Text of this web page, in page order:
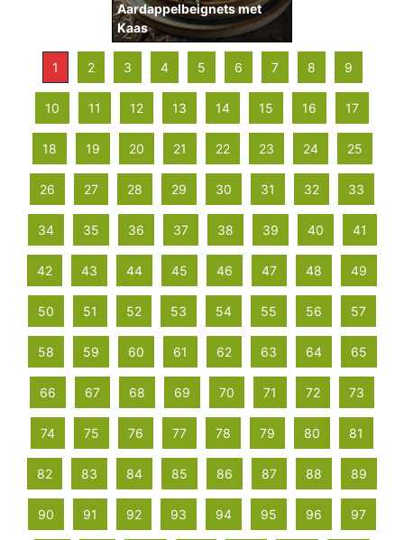
Aardappelbeignets met
Kaas
1 2 3 4 5 6 7 8 9
10 11 12 13 14 15 16 17
18 19 20 21 22 23 24 25
26 27 28 29 30 31 32 33
34 35 36 37 38 39 40 41
42 43 44 45 46 47 48 49
50 51 52 53 54 55 56 57
58 59 60 61 62 63 64 65
66 67 68 69 70 71 72 73
74 75 76 77 78 79 80 81
82 83 84 85 86 87 88 89
90 91 92 93 94 95 96 97